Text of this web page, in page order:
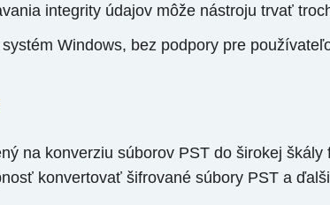
integrity údajov môže nástroju trvať
Windows, bez podpory pre
na konverziu súborov PST do širokej
konvertovať šifrované súbory PST a